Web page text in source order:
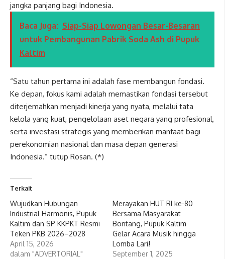
jangka panjang bagi Indonesia.
Baca Juga: Siap-Siap Lowongan Besar-Besaran
untuk Pembangunan Pabrik Soda Ash di Pupuk
Kaltim
“Satu tahun pertama ini adalah fase membangun fondasi.
Ke depan, fokus kami adalah memastikan fondasi tersebut
diterjemahkan menjadi kinerja yang nyata, melalui tata
kelola yang kuat, pengelolaan aset negara yang profesional,
serta investasi strategis yang memberikan manfaat bagi
perekonomian nasional dan masa depan generasi
Indonesia.” tutup Rosan. (*)
Terkait
Wujudkan Hubungan
Industrial Harmonis, Pupuk
Kaltim dan SP KKPKT Resmi
Teken PKB 2026–2028
April 15, 2026
dalam "ADVERTORIAL"
Merayakan HUT RI ke-80
Bersama Masyarakat
Bontang, Pupuk Kaltim
Gelar Acara Musik hingga
Lomba Lari!
September 1, 2025